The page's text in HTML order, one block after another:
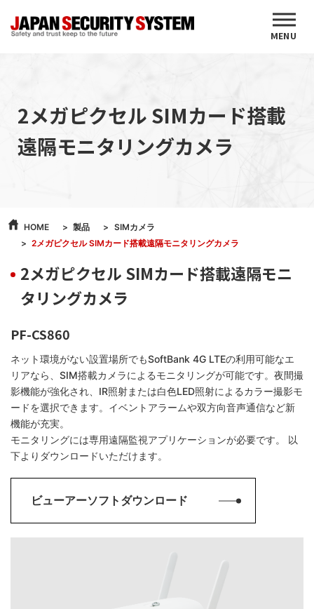
MENU
2メガピクセル SIMカード搭載
遠隔モニタリングカメラ
HOME 製品
SIMカメラ
2メガピクセル SIMカード搭載遠隔モニタリングカメラ
2メガピクセル SIMカード搭載遠隔モニ
タリングカメラ
PF-CS860
ネット環境がない設置場所でもSoftBank 4G LTEの利用可能なエ
リアなら、SIM搭載カメラによるモニタリングが可能です。夜間撮
影機能が強化され、IR照射または白色LED照射によるカラー撮影モ
ードを選択できます。イベントアラームや双方向音声通信など新
機能が充実。
モニタリングには専用遠隔監視アプリケーションが必要です。 以
下よりダウンロードいただけます。
ビューアーソフトダウンロード